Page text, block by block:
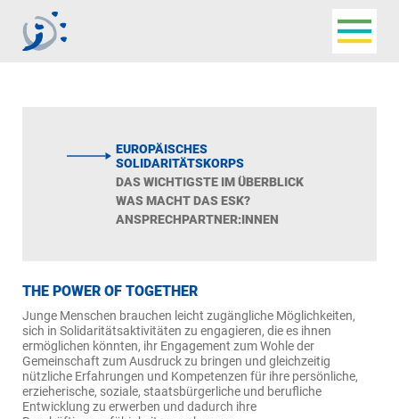
EUROPÄISCHES
SOLIDARITÄTSKORPS
DAS WICHTIGSTE IM ÜBERBLICK
WAS MACHT DAS ESK?
ANSPRECHPARTNER:INNEN
THE POWER OF TOGETHER
Junge Menschen brauchen leicht zugängliche Möglichkeiten,
sich in Solidaritätsaktivitäten zu engagieren, die es ihnen
ermöglichen könnten, ihr Engagement zum Wohle der
Gemeinschaft zum Ausdruck zu bringen und gleichzeitig
nützliche Erfahrungen und Kompetenzen für ihre persönliche,
erzieherische, soziale, staatsbürgerliche und berufliche
Entwicklung zu erwerben und dadurch ihre